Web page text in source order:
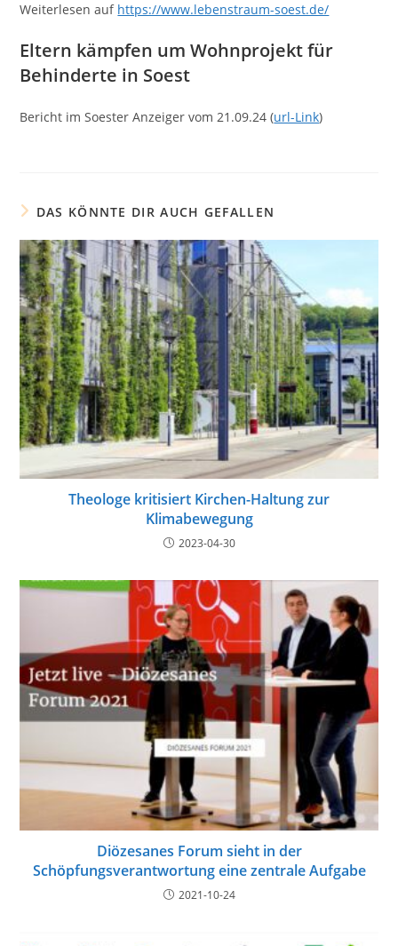
Weiterlesen auf https://www.lebenstraum-soest.de/
Eltern kämpfen um Wohnprojekt für
Behinderte in Soest
Bericht im Soester Anzeiger vom 21.09.24 (url-Link)
DAS KÖNNTE DIR AUCH GEFALLEN
Theologe kritisiert Kirchen-Haltung zur
Klimabewegung
2023-04-30
Diözesanes Forum sieht in der
Schöpfungsverantwortung eine zentrale Aufgabe
2021-10-24